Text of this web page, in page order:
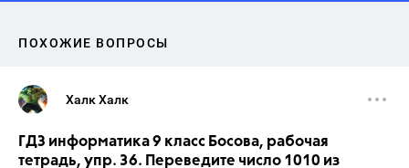
ПОХОЖИЕ ВОПРОСЫ
Халк Халк
ГДЗ информатика 9 класс Босова, рабочая
тетрадь, упр. 36. Переведите число 1010 из